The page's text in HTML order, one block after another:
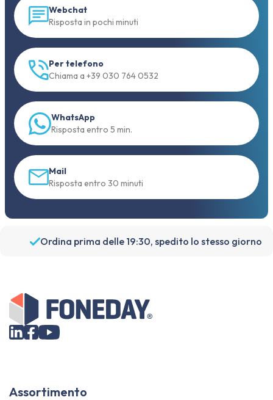
Webchat
Risposta in pochi minuti
Per telefono
Chiama a +39 030 764 0532
WhatsApp
Risposta entro 5 min.
Mail
Risposta entro 30 minuti
Ordina prima delle 19:30, spedito lo stesso giorno
Assortimento